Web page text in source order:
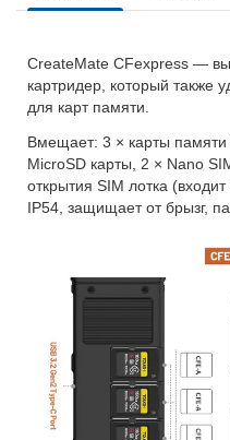
CreateMate CFexpress —
картридер, который также
для карт памяти.
Вмещает: 3 × карты памяти
MicroSD карты, 2 × Nano
открытия SIM лотка
IP54, защищает от брызг,